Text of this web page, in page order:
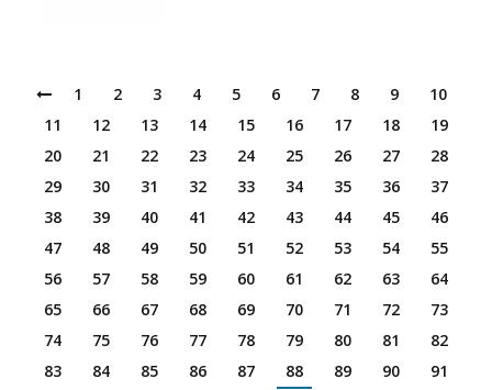
1 2 3 4 5 6 7 8 9
10
11
12 13 14 15 16 17 18
19
20
21 22 23 24 25 26 27
28
29
30 31 32 33 34 35 36
37
38
39 40 41 42 43 44 45
46
47
48 49 50 51 52 53 54
55
56
57 58 59 60 61 62 63
64
65
66 67 68 69 70 71 72
73
74
75 76 77 78 79 80 81
82
83
84 85 86 87 88 89 90
91